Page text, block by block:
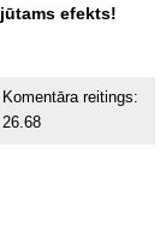
jūtams efekts!
Komentāra reitings:
26.68